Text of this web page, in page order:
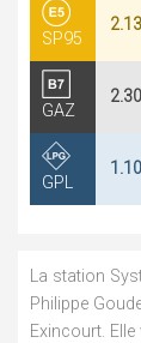
SP95
GAZ
GPL
La station
Philippe
Exincourt.